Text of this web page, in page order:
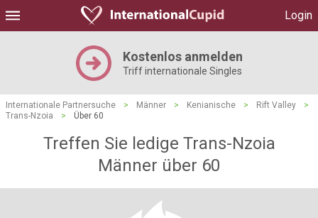
Login
Kostenlos anmelden
Triff internationale Singles
Internationale Partnersuche > Männer > Kenianische > Rift Valley
>
Trans-Nzoia
> Über 60
Treffen Sie ledige Trans-Nzoia
Männer über 60